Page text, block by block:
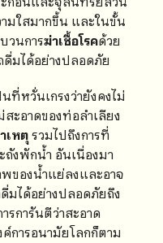
มใสมากขึ้น และในขั้น
วนการฆ่าเชื้อโรคด้วย
มได้อย่างปลอดภัย
หวั่นเกรงว่ายังคงไม่
ะอาดของท่อลำเลียง
เหตุรวมไปถึงการที่
งพักน้ำ อันเนื่องมา
ของน้ำแย่ลงและอาจ
มได้อย่างปลอดภัยถึง
รการันตีว่าสะอาด
การอนามัยโลกก็ตาม